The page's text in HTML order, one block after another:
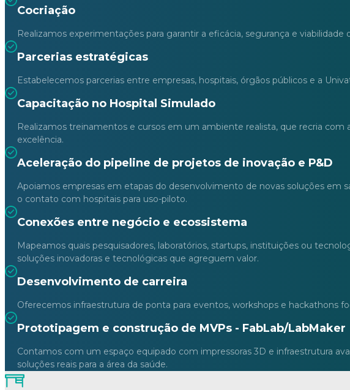
Cocriação
Realizamos experimentações para garantir a eficácia, segurança e
Parcerias estratégicas
Estabelecemos parcerias entre empresas, hospitais, órgãos públicos e a
Capacitação no Hospital Simulado
Realizamos treinamentos e cursos em um ambiente realista, que recria
excelência.
Aceleração do pipeline de projetos de inovação e P&D
Apoiamos empresas em etapas do desenvolvimento de novas soluções em
o contato com hospitais para uso-piloto.
Conexões entre negócio e ecossistema
Mapeamos quais pesquisadores, laboratórios, startups, instituições ou
soluções inovadoras e tecnológicas que agreguem valor.
Desenvolvimento de carreira
Oferecemos infraestrutura de ponta para eventos, workshops e hackathons
Prototipagem e construção de MVPs - FabLab/LabMaker
Contamos com um espaço equipado com impressoras 3D e infraestrutura
soluções reais para a área da saúde.